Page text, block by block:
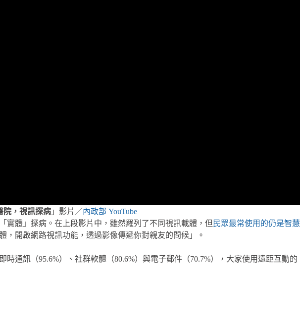
院，視訊探病 」影片／內政部 YouTube
體」探病。在上段影片中，雖然羅列了不同視訊載體，但 民眾最常使用的仍是智慧
開啟網路視訊功能，透過影像傳遞你對親友的問候」。
時通訊（95.6%）、社群軟體（80.6%）與電子郵件（70.7%），大家使用遠距互動的